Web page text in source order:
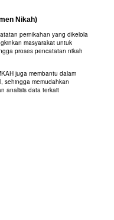
Nikah)
pernikahan yang dikelola
masyarakat untuk
proses pencatatan nikah
juga membantu dalam
sehingga memudahkan
analisis data terkait